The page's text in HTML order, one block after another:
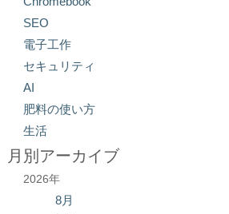
SEO
電子工作
セキュリティ
AI
肥料の使い方
生活
月別アーカイブ
2026年
8月